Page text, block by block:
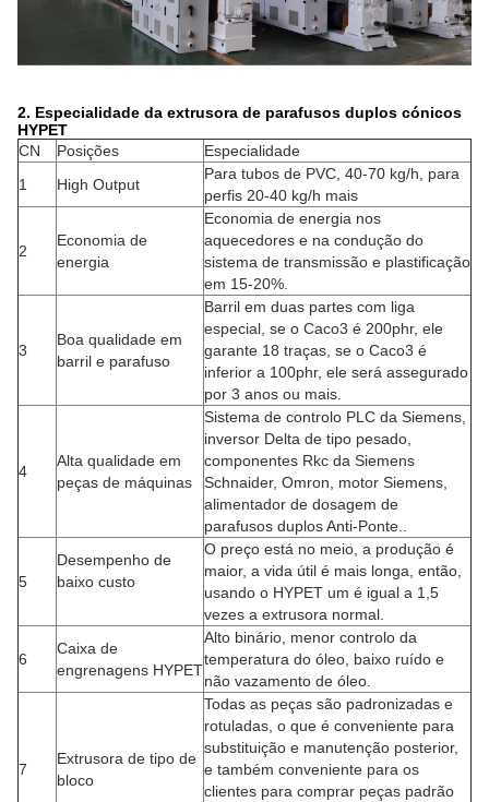
2. Especialidade da extrusora de parafusos duplos cónicos
HYPET
CN
Posições
Especialidade
1
High Output
Para tubos de PVC, 40-70 kg/h, para
perfis 20-40 kg/h mais
2
Economia de
energia
Economia de energia nos
aquecedores e na condução do
sistema de transmissão e plastificação
em 15-20%.
3
Boa qualidade em
barril e parafuso
Barril em duas partes com liga
especial, se o Caco3 é 200phr, ele
garante 18 traças, se o Caco3 é
inferior a 100phr, ele será assegurado
por 3 anos ou mais.
4
Alta qualidade em
peças de máquinas
Sistema de controlo PLC da Siemens,
inversor Delta de tipo pesado,
componentes Rkc da Siemens
Schnaider, Omron, motor Siemens,
alimentador de dosagem de
parafusos duplos Anti-Ponte..
5
Desempenho de
baixo custo
O preço está no meio, a produção é
maior, a vida útil é mais longa, então,
usando o HYPET um é igual a 1,5
vezes a extrusora normal.
6
Caixa de
engrenagens HYPET
Alto binário, menor controlo da
temperatura do óleo, baixo ruído e
não vazamento de óleo.
7
Extrusora de tipo de
bloco
Todas as peças são padronizadas e
rotuladas, o que é conveniente para
substituição e manutenção posterior,
e também conveniente para os
clientes para comprar peças padrão